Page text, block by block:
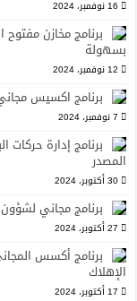
16 نوفمبر، 2024
برنامج مخازن
بسهولة
12 نوفمبر، 2024
برنامج اكسيس
7 نوفمبر، 2024
المصدر
30 أكتوبر، 2024
برنامج مجاني لشؤون
27 أكتوبر، 2024
برنامج أكسس
الإهلاك
17 أكتوبر، 2024